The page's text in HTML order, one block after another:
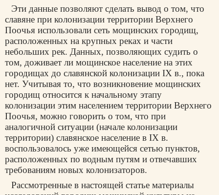
Эти данные позволяют сделать вывод о том, что
славяне при колонизации территории Верхнего
Поочья использовали сеть мощинских городищ,
расположенных на крупных реках и части
небольших рек. Данных, позволяющих судить о
том, доживает ли мощинское население на этих
городищах до славянской колонизации IX в., пока
нет. Учитывая то, что возникновение мощинских
городищ относится к начальному этапу
колонизации этим населением территории Верхнего
Поочья, можно говорить о том, что при
аналогичной ситуации (начале колонизации
территории) славянское население в IX в.
воспользовалось уже имеющейся сетью пунктов,
расположенных по водным путям и отвечавших
требованиям новых колонизаторов.
Рассмотренные в настоящей статье материалы